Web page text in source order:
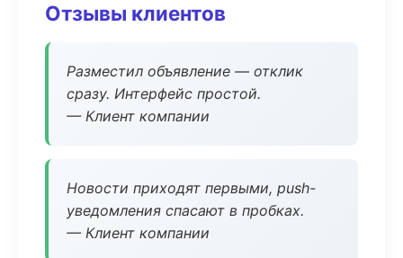
Отзывы клиентов
Разместил объявление — отклик
сразу. Интерфейс простой.
— Клиент компании
Новости приходят первыми, push-
уведомления спасают в пробках.
— Клиент компании